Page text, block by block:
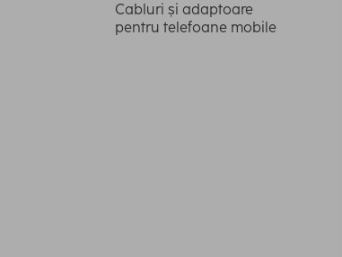
Cabluri și adaptoare
pentru telefoane mobile